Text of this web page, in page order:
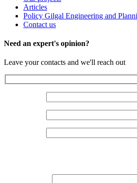
Articles
Policy Gilgal Engineering and
Contact us
Need an expert's opinion?
Leave your contacts and we'll reach out